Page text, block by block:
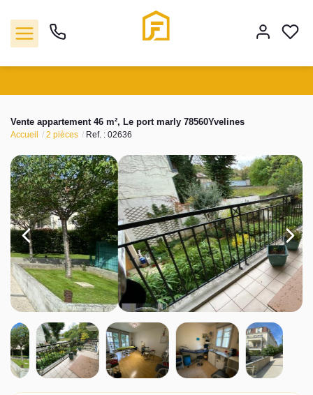
Vente
Location
Biens vendus
Gestion
Estimation
Agence
Actualités
Contact
Vente appartement 46 m², Le port marly 78560Yvelines
Accueil 2 pièces Ref. : 02636